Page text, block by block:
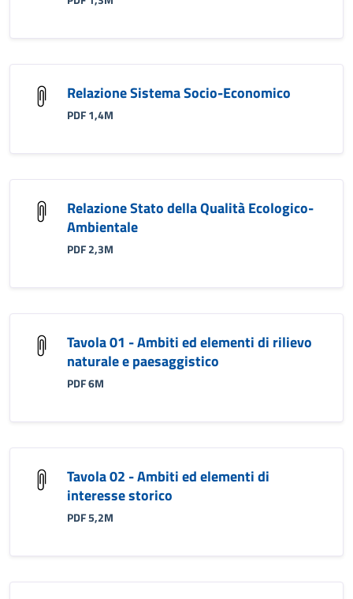
Relazione Sistema Socio-Economico
PDF 1,4M
Relazione Stato della Qualità Ecologico-
Ambientale
PDF 2,3M
Tavola 01 - Ambiti ed elementi di rilievo
naturale e paesaggistico
PDF 6M
Tavola 02 - Ambiti ed elementi di
interesse storico
PDF 5,2M